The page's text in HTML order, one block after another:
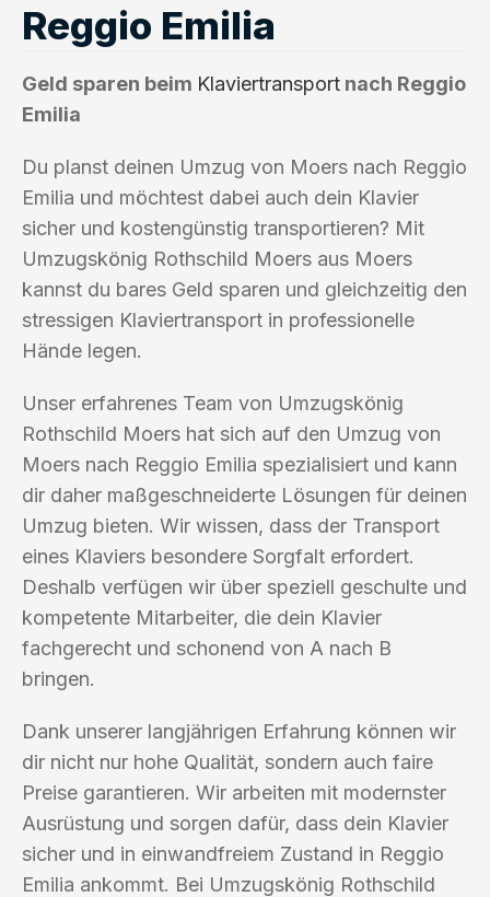
Reggio Emilia
Geld sparen beim Klaviertransport nach Reggio
Emilia
Du planst deinen Umzug von Moers nach Reggio
Emilia und möchtest dabei auch dein Klavier
sicher und kostengünstig transportieren? Mit
Umzugskönig Rothschild Moers aus Moers
kannst du bares Geld sparen und gleichzeitig den
stressigen Klaviertransport in professionelle
Hände legen.
Unser erfahrenes Team von Umzugskönig
Rothschild Moers hat sich auf den Umzug von
Moers nach Reggio Emilia spezialisiert und kann
dir daher maßgeschneiderte Lösungen für deinen
Umzug bieten. Wir wissen, dass der Transport
eines Klaviers besondere Sorgfalt erfordert.
Deshalb verfügen wir über speziell geschulte und
kompetente Mitarbeiter, die dein Klavier
fachgerecht und schonend von A nach B
bringen.
Dank unserer langjährigen Erfahrung können wir
dir nicht nur hohe Qualität, sondern auch faire
Preise garantieren. Wir arbeiten mit modernster
Ausrüstung und sorgen dafür, dass dein Klavier
sicher und in einwandfreiem Zustand in Reggio
Emilia ankommt. Bei Umzugskönig Rothschild